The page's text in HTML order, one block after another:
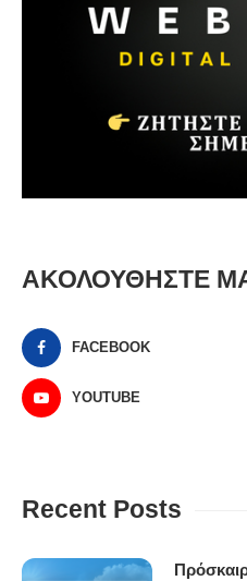
ΑΚΟΛΟΥΘΗΣΤΕ
FACEBOOK
YOUTUBE
Recent Posts